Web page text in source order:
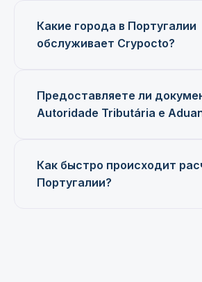
Какие города в Португалии
обслуживает Crypocto?
Предоставляете ли
Autoridade Tributária e
Как быстро происходит
Португалии?